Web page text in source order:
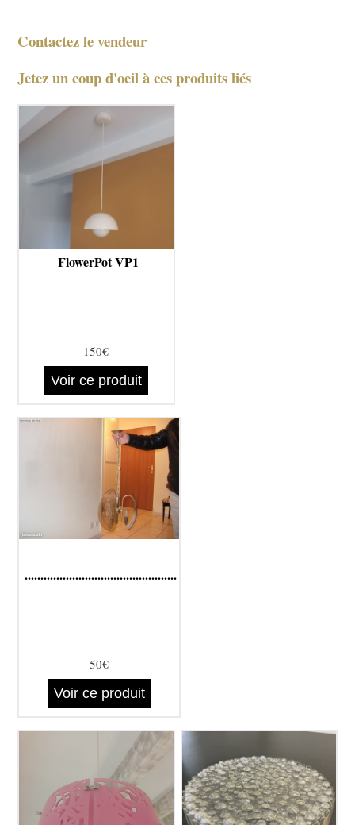
Contactez le vendeur
Jetez un coup d'oeil à ces produits liés
FlowerPot VP1
150€
Voir ce produit
................................................
50€
Voir ce produit